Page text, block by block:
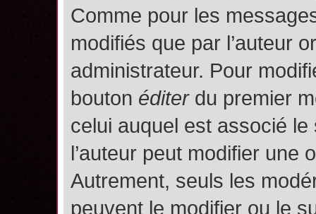
Comme pour les
modifiés que par l’auteur
administrateur. Pour
bouton éditerdu premier
celui auquel est associé le
l’auteur peut modifier une
Autrement, seuls les
peuvent le modifier ou le